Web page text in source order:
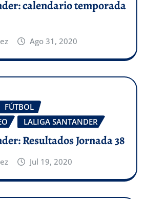
calendario temporada
Ago 31, 2020
FÚTBOL
LALIGA SANTANDER
Resultados Jornada 38
Jul 19, 2020